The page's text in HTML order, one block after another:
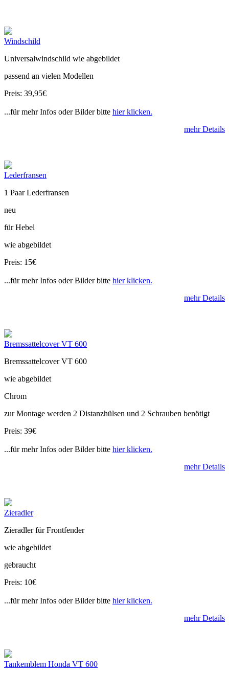
Windschild
Universalwindschild wie abgebildet
passend an vielen Modellen
Preis: 39,95€
...für mehr Infos oder Bilder bitte hier klicken.
mehr Details
Lederfransen
1 Paar Lederfransen
neu
für Hebel
wie abgebildet
Preis: 15€
...für mehr Infos oder Bilder bitte hier klicken.
mehr Details
Bremssattelcover VT 600
Bremssattelcover VT 600
wie abgebildet
Chrom
zur Montage werden 2 Distanzhülsen und 2 Schrauben benötigt
Preis: 39€
...für mehr Infos oder Bilder bitte hier klicken.
mehr Details
Zieradler
Zieradler für Frontfender
wie abgebildet
gebraucht
Preis: 10€
...für mehr Infos oder Bilder bitte hier klicken.
mehr Details
Tankemblem Honda VT 600